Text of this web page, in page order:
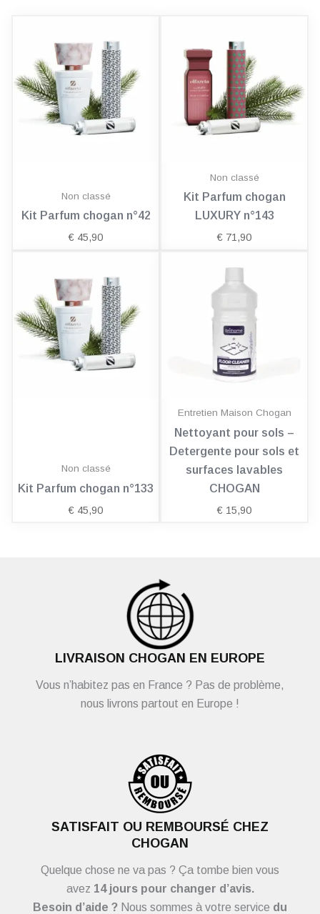
Non classé
Kit Parfum chogan n°42
€ 45,90
Non classé
Kit Parfum chogan
LUXURY n°143
€ 71,90
Non classé
Kit Parfum chogan n°133
€ 45,90
Entretien Maison Chogan
Nettoyant pour sols –
Detergente pour sols et
surfaces lavables
CHOGAN
€ 15,90
LIVRAISON CHOGAN EN EUROPE
Vous n’habitez pas en France ? Pas de problème,
nous livrons partout en Europe !
SATISFAIT OU REMBOURSÉ CHEZ
CHOGAN
Quelque chose ne va pas ? Ça tombe bien vous
avez 14 jours pour changer d’avis.
Besoin d’aide ? Nous sommes à votre service du